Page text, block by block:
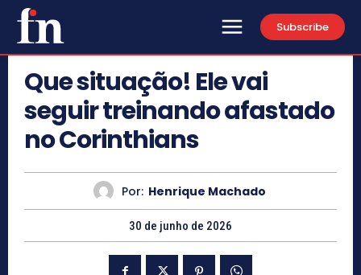
Subscribe
Que situação! Ele vai
seguir treinando afastado
no Corinthians
Por: Henrique Machado
30 de junho de 2026